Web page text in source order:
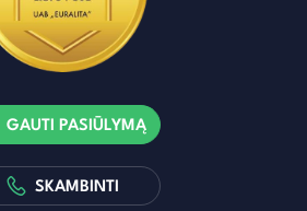
GAUTI PASIŪLYMĄ
SKAMBINTI